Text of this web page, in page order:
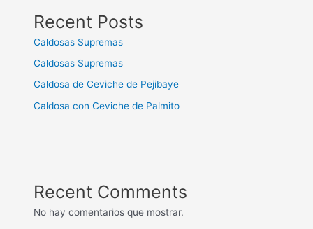
Recent Posts
Caldosas Supremas
Caldosas Supremas
Caldosa de Ceviche de Pejibaye
Caldosa con Ceviche de Palmito
Recent Comments
No hay comentarios que mostrar.